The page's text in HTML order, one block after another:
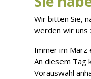
Wir bitten Sie,
werden wir uns
Immer im März
An diesem Tag
Vorauswahl